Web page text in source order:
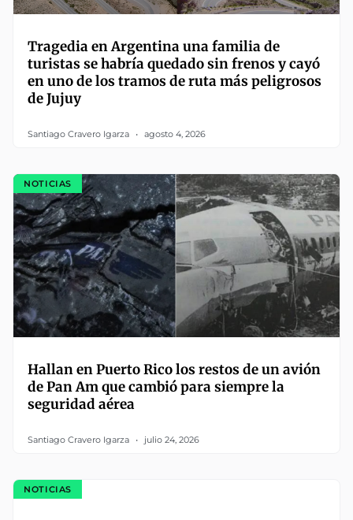
Tragedia en Argentina una familia de
turistas se habría quedado sin frenos y cayó
en uno de los tramos de ruta más peligrosos
de Jujuy
Santiago Cravero Igarza agosto 4, 2026
NOTICIAS
Hallan en Puerto Rico los restos de un avión
de Pan Am que cambió para siempre la
seguridad aérea
Santiago Cravero Igarza julio 24, 2026
NOTICIAS